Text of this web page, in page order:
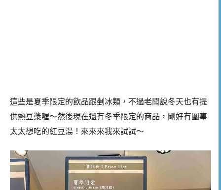
這些是夏季限定的飲品跟剉冰類，不過老闆說冬天也有提
供熱豆漿喔～然後現在還有冬季限定的商品，剛好有圍事
太太想吃的紅豆湯！來來來我來試試～